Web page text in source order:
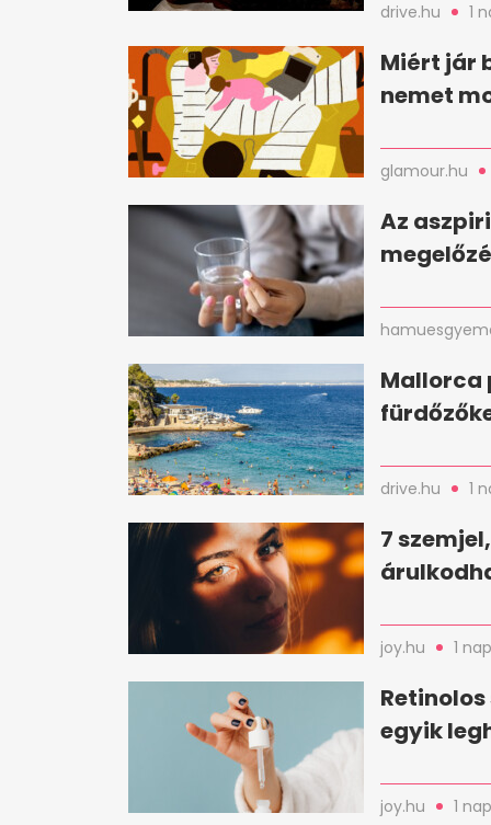
drive.hu 1
Miért jár
nemet
glamour.hu
Az
Mallorca
drive.hu 1
7
joy.hu 1
egyik
joy.hu 1